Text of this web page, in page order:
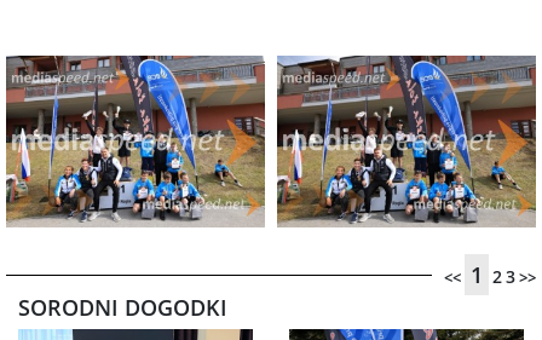
<< 1 23>>
SORODNI DOGODKI